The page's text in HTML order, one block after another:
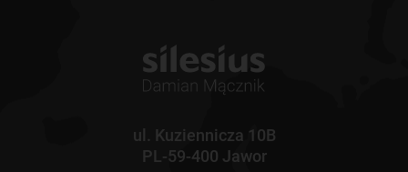
ul. Kuziennicza 10B
PL-59-400 Jawor